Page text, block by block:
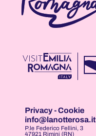
Privacy-Cookie
info@lanotterosa.it
P.le Federico Fellini, 3
47921 Rimini (RN)